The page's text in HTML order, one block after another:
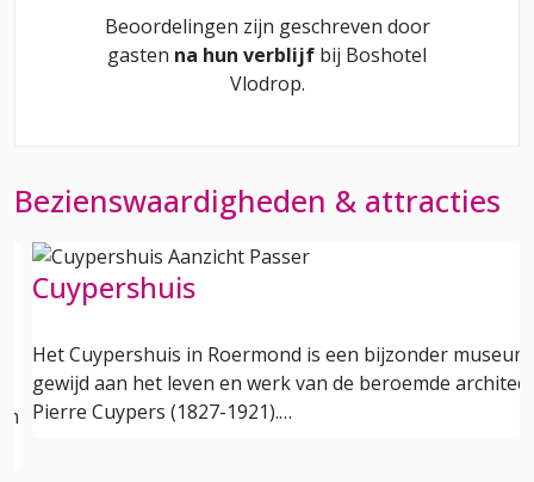
Beoordelingen zijn geschreven door
gasten na hun verblijf bij Boshotel
Vlodrop.
Bezienswaardigheden & attracties
Cuypershuis
Het Cuypershuis in Roermond is een bijzonder museum
gewijd aan het leven en werk van de beroemde architect
Pierre Cuypers (1827-1921).…